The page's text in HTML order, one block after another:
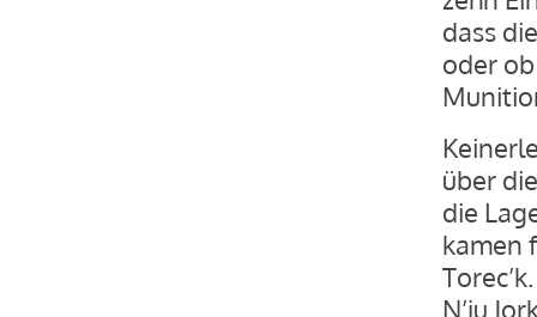
dass
oder
über
die
kamen
N’ju